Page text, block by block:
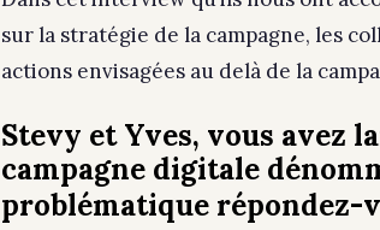
sur la stratégie de la campagne, les
actions envisagées au delà de la
Stevy et Yves, vous avez
campagne digitale
problématique répondez-